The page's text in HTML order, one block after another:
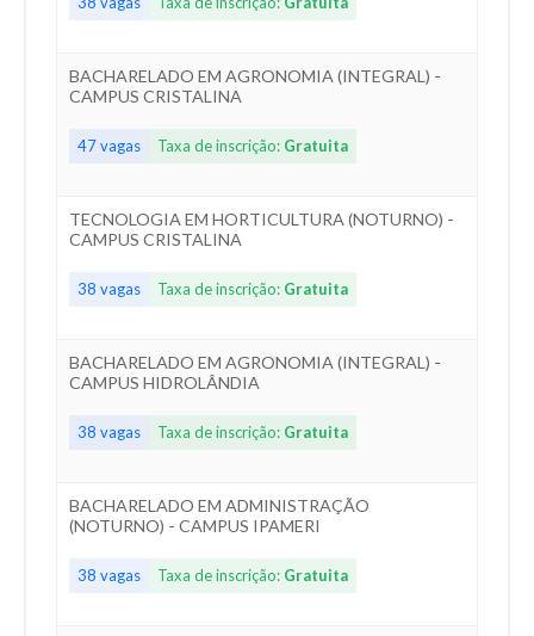
BACHARELADO EM AGRONOMIA (INTEGRAL) -
CAMPUS CRISTALINA
47 vagas Taxa de inscrição: Gratuita
TECNOLOGIA EM HORTICULTURA (NOTURNO) -
CAMPUS CRISTALINA
38 vagas Taxa de inscrição: Gratuita
BACHARELADO EM AGRONOMIA (INTEGRAL) -
CAMPUS HIDROLÂNDIA
38 vagas Taxa de inscrição: Gratuita
BACHARELADO EM ADMINISTRAÇÃO
(NOTURNO) - CAMPUS IPAMERI
38 vagas Taxa de inscrição: Gratuita